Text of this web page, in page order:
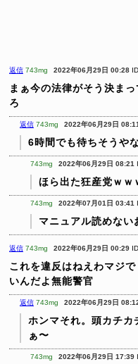
返信 743mg 2022年06月29日 00:28
まぁ今の法律がそう決ま
ろ
返信 743mg 2022年06月29日
6時間でも待ちそうや
743mg 2022年06月29日 08:21
ほら出た狂産党ｗｗ
743mg 2022年07月01日 03:41
マニュアル読めない
返信 743mg 2022年06月29日 00:29
これを違反はねえわマジで
いんだよ無能警官
返信 743mg 2022年06月29日
ホンマそれ。頭カチカ
ぁ〜
743mg 2022年06月29日 17:39